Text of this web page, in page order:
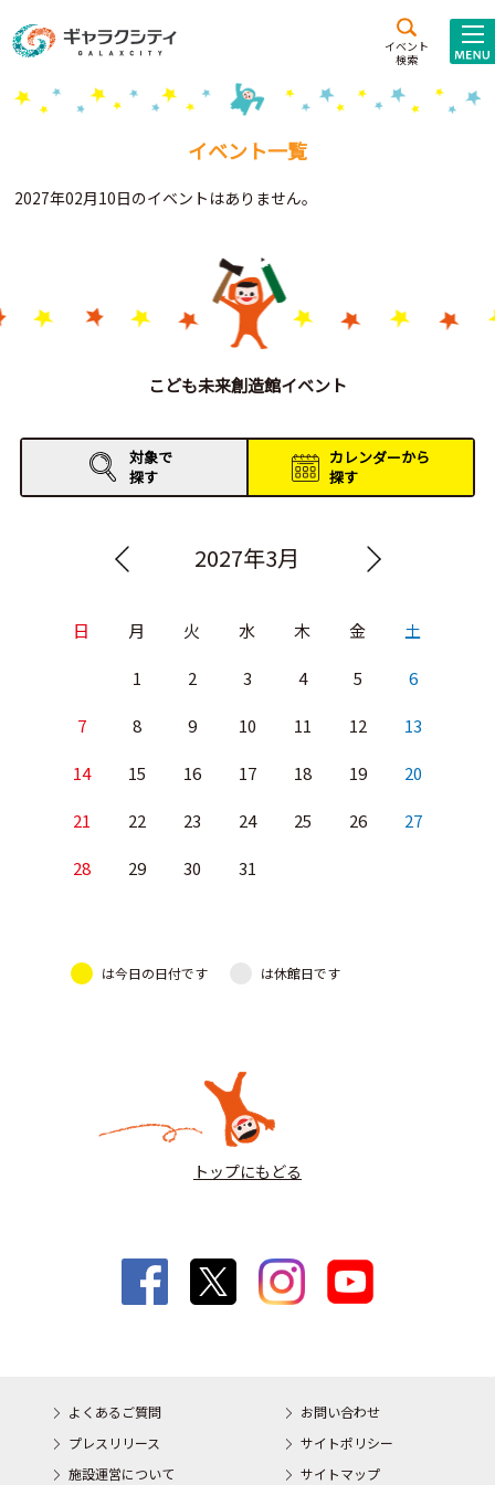
イベント
検索
施設案内
こども
西新井
施設･
Gがくえん
お知らせ
イベントレポート
イベント一覧
2027年02月10日のイベントはありません。
こども未来創造館イベント
対象で
探す
カレンダーから
探す
2027年3月
日 月 火 水 木 金 土
1 2 3 4 5 6
7 8 9 10 11 12 13
14 15 16 17 18 19 20
21 22 23 24 25 26 27
28 29 30 31
は今日の日付です は休館日です
トップにもどる
よくあるご質問
お問い合わせ
プレスリリース
サイトポリシー
施設運営について
サイトマップ